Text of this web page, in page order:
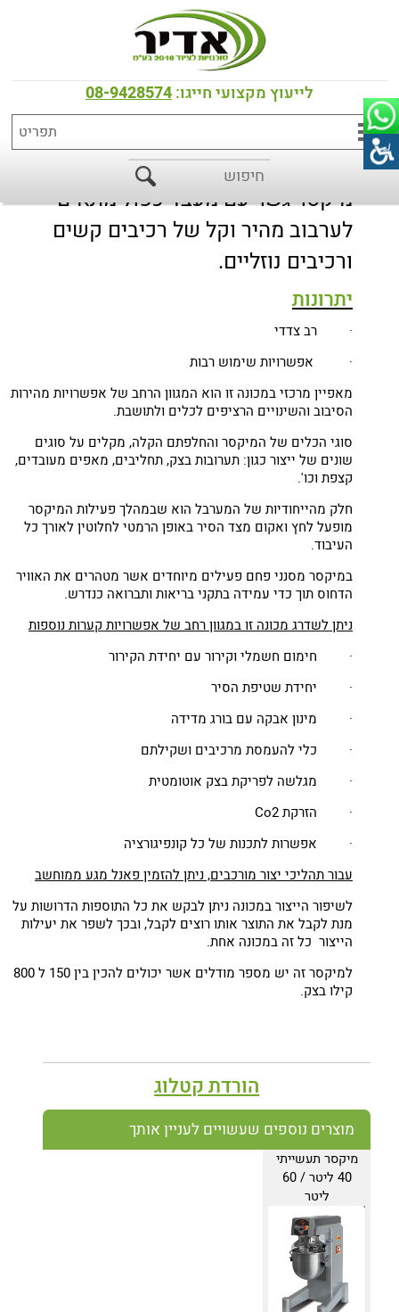
לייעוץ מקצועי חייגו:08-9428574
דף הבית>כל המוצרים>מיקסרים פלנטרים
MR מיקסר גשר כפול
מיקסר גשר עם מעבד כפול מתאים
לערבוב מהיר וקל של רכיבים קשים
ורכיבים נוזליים.
יתרונות
· רב צדדי
· אפשרויות שימוש רבות
מאפיין מרכזי במכונה זו הוא המגוון הרחב של אפשרויות מהירות
הסיבוב והשינויים הרציפים לכלים ולתושבת.
סוגי הכלים של המיקסר והחלפתם הקלה, מקלים על סוגים
שונים של ייצור כגון: תערובות בצק, תחליבים, מאפים מעובדים,
קצפת וכו'.
חלק מהייחודיות של המערבל הוא שבמהלך פעילות המיקסר
מופעל לחץ ואקום מצד הסיר באופן הרמטי לחלוטין לאורך כל
העיבוד.
במיקסר מסנני פחם פעילים מיוחדים אשר מטהרים את האוויר
הדחוס תוך כדי עמידה בתקני בריאות ותברואה כנדרש.
ניתן לשדרג מכונה זו במגוון רחב של אפשרויות קערות נוספות
· חימום חשמלי וקירור עם יחידת הקירור
· יחידת שטיפת הסיר
· מינון אבקה עם בורג מדידה
· כלי להעמסת מרכיבים ושקילתם
· מגלשה לפריקת בצק אוטומטית
· הזרקת Co2
· אפשרות לתכנות של כל קונפיגורציה
עבור תהליכי יצור מורכבים, ניתן להזמין פאנל מגע ממוחשב
לשיפור הייצור במכונה ניתן לבקש את כל התוספות הדרושות על
מנת לקבל את התוצר אותו רוצים לקבל, ובכך לשפר את יעילות
הייצור כל זה במכונה אחת.
למיקסר זה יש מספר מודלים אשר יכולים להכין בין 150 ל 800
קילו בצק.
הורדת קטלוג
מוצרים נוספים שעשויים לעניין אותך
מיקסר תעשייתי
40 ליטר / 60
ליטר